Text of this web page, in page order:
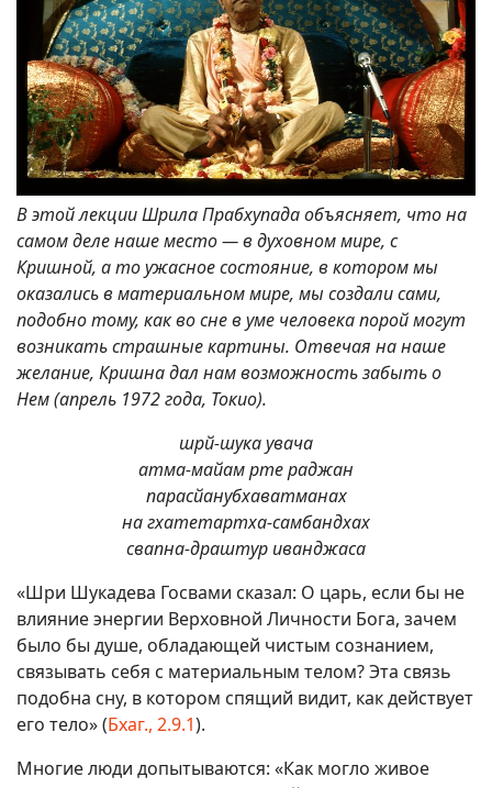
В этой лекции Шрила Прабхупада объясняет, что на
самом деле наше место — в духовном мире, с
Кришной, а то ужасное состояние, в котором мы
оказались в материальном мире, мы создали сами,
подобно тому, как во сне в уме человека порой могут
возникать страшные картины. Отвечая на наше
желание, Кришна дал нам возможность забыть о
Нем (апрель 1972 года, Токио).
шрй-шука увача
атма-майам рте раджан
парасйанубхаватманах
на гхатетартха-самбандхах
свапна-драштур иванджаса
«Шри Шукадева Госвами сказал: О царь, если бы не
влияние энергии Верховной Личности Бога, зачем
было бы душе, обладающей чистым сознанием,
связывать себя с материальным телом? Эта связь
подобна сну, в котором спящий видит, как действует
его тело» (Бхаг., 2.9.1).
Многие люди допытываются: «Как могло живое